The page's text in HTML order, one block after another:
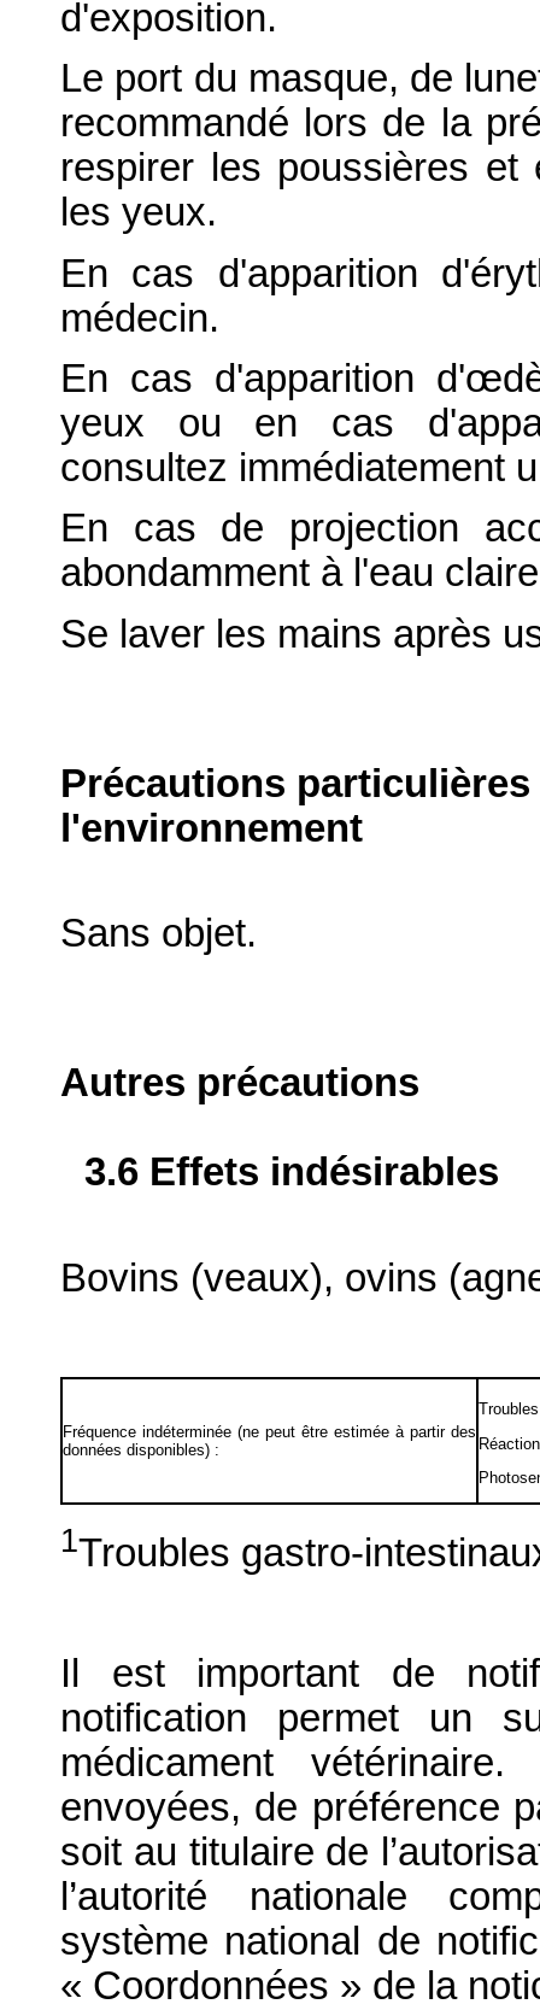
d'exposition.
Le port du masque, de
recommandé lors de la
respirer les poussières
les yeux.
En cas d'apparition
médecin.
En cas d'apparition
yeux ou en cas
consultez immédiatement
En cas de projection
abondamment à l'eau
Se laver les mains après
Précautions
l'environnement
Sans objet.
Autres précautions
3.6 Effets indésirables
Bovins (veaux), ovins
Fréquence indéterminée (ne peut être estimée à partir des
données disponibles) :
1Troubles gastro-
Il est important de
notification permet un
médicament
envoyées, de préférence
soit au titulaire de
l’autorité nationale
système national de
« Coordonnées » de la